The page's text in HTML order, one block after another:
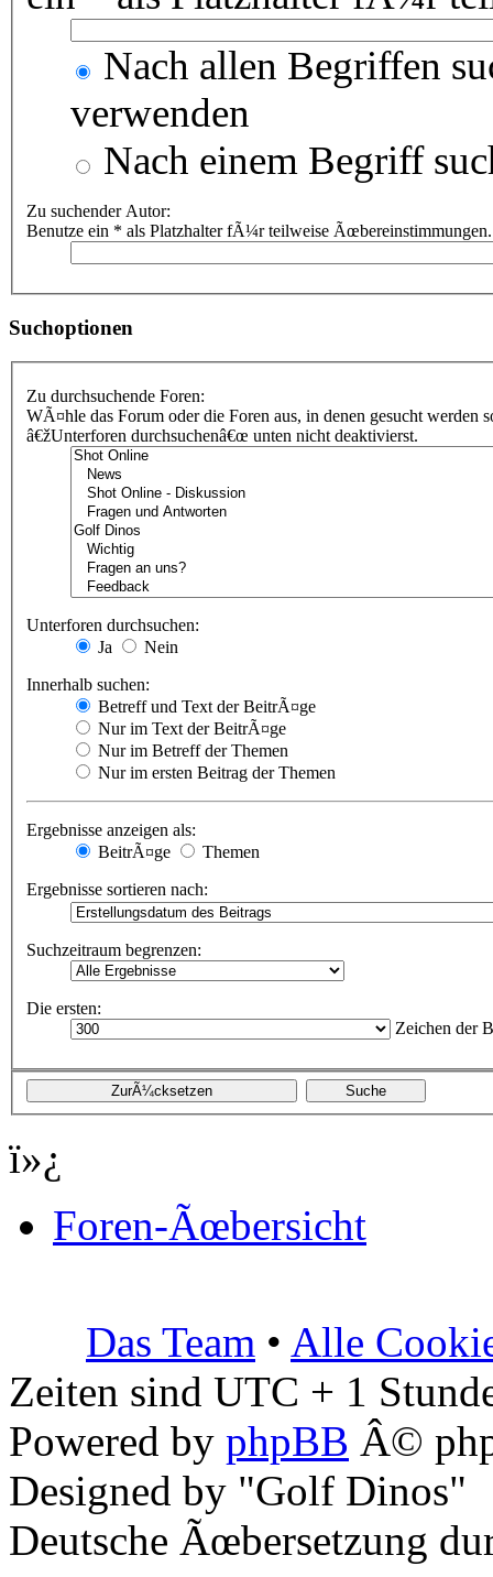
Nach allen Begriffen
verwenden
Nach einem Begriff
Zu suchender Autor:
Benutze ein * als Platzhalter fÃ¼r teilweise Ãœbereinstimmungen.
Suchoptionen
Zu durchsuchende Foren:
WÃ¤hle das Forum oder die Foren aus, in denen gesucht
â€žUnterforen durchsuchenâ€œ unten nicht deaktivierst.
Unterforen durchsuchen:
Ja
Nein
Innerhalb suchen:
Betreff und Text der BeitrÃ¤ge
Nur im Text der BeitrÃ¤ge
Nur im Betreff der Themen
Nur im ersten Beitrag der Themen
Ergebnisse anzeigen als:
BeitrÃ¤ge
Themen
Ergebnisse sortieren nach:
Suchzeitraum begrenzen:
Die ersten:
Zeichen der
ï»¿
Foren-Ãœbersicht
Das Team • Alle
Zeiten sind UTC + 1
Powered by phpBB Â©
Designed by "Golf Dinos"
Deutsche Ãœbersetzung